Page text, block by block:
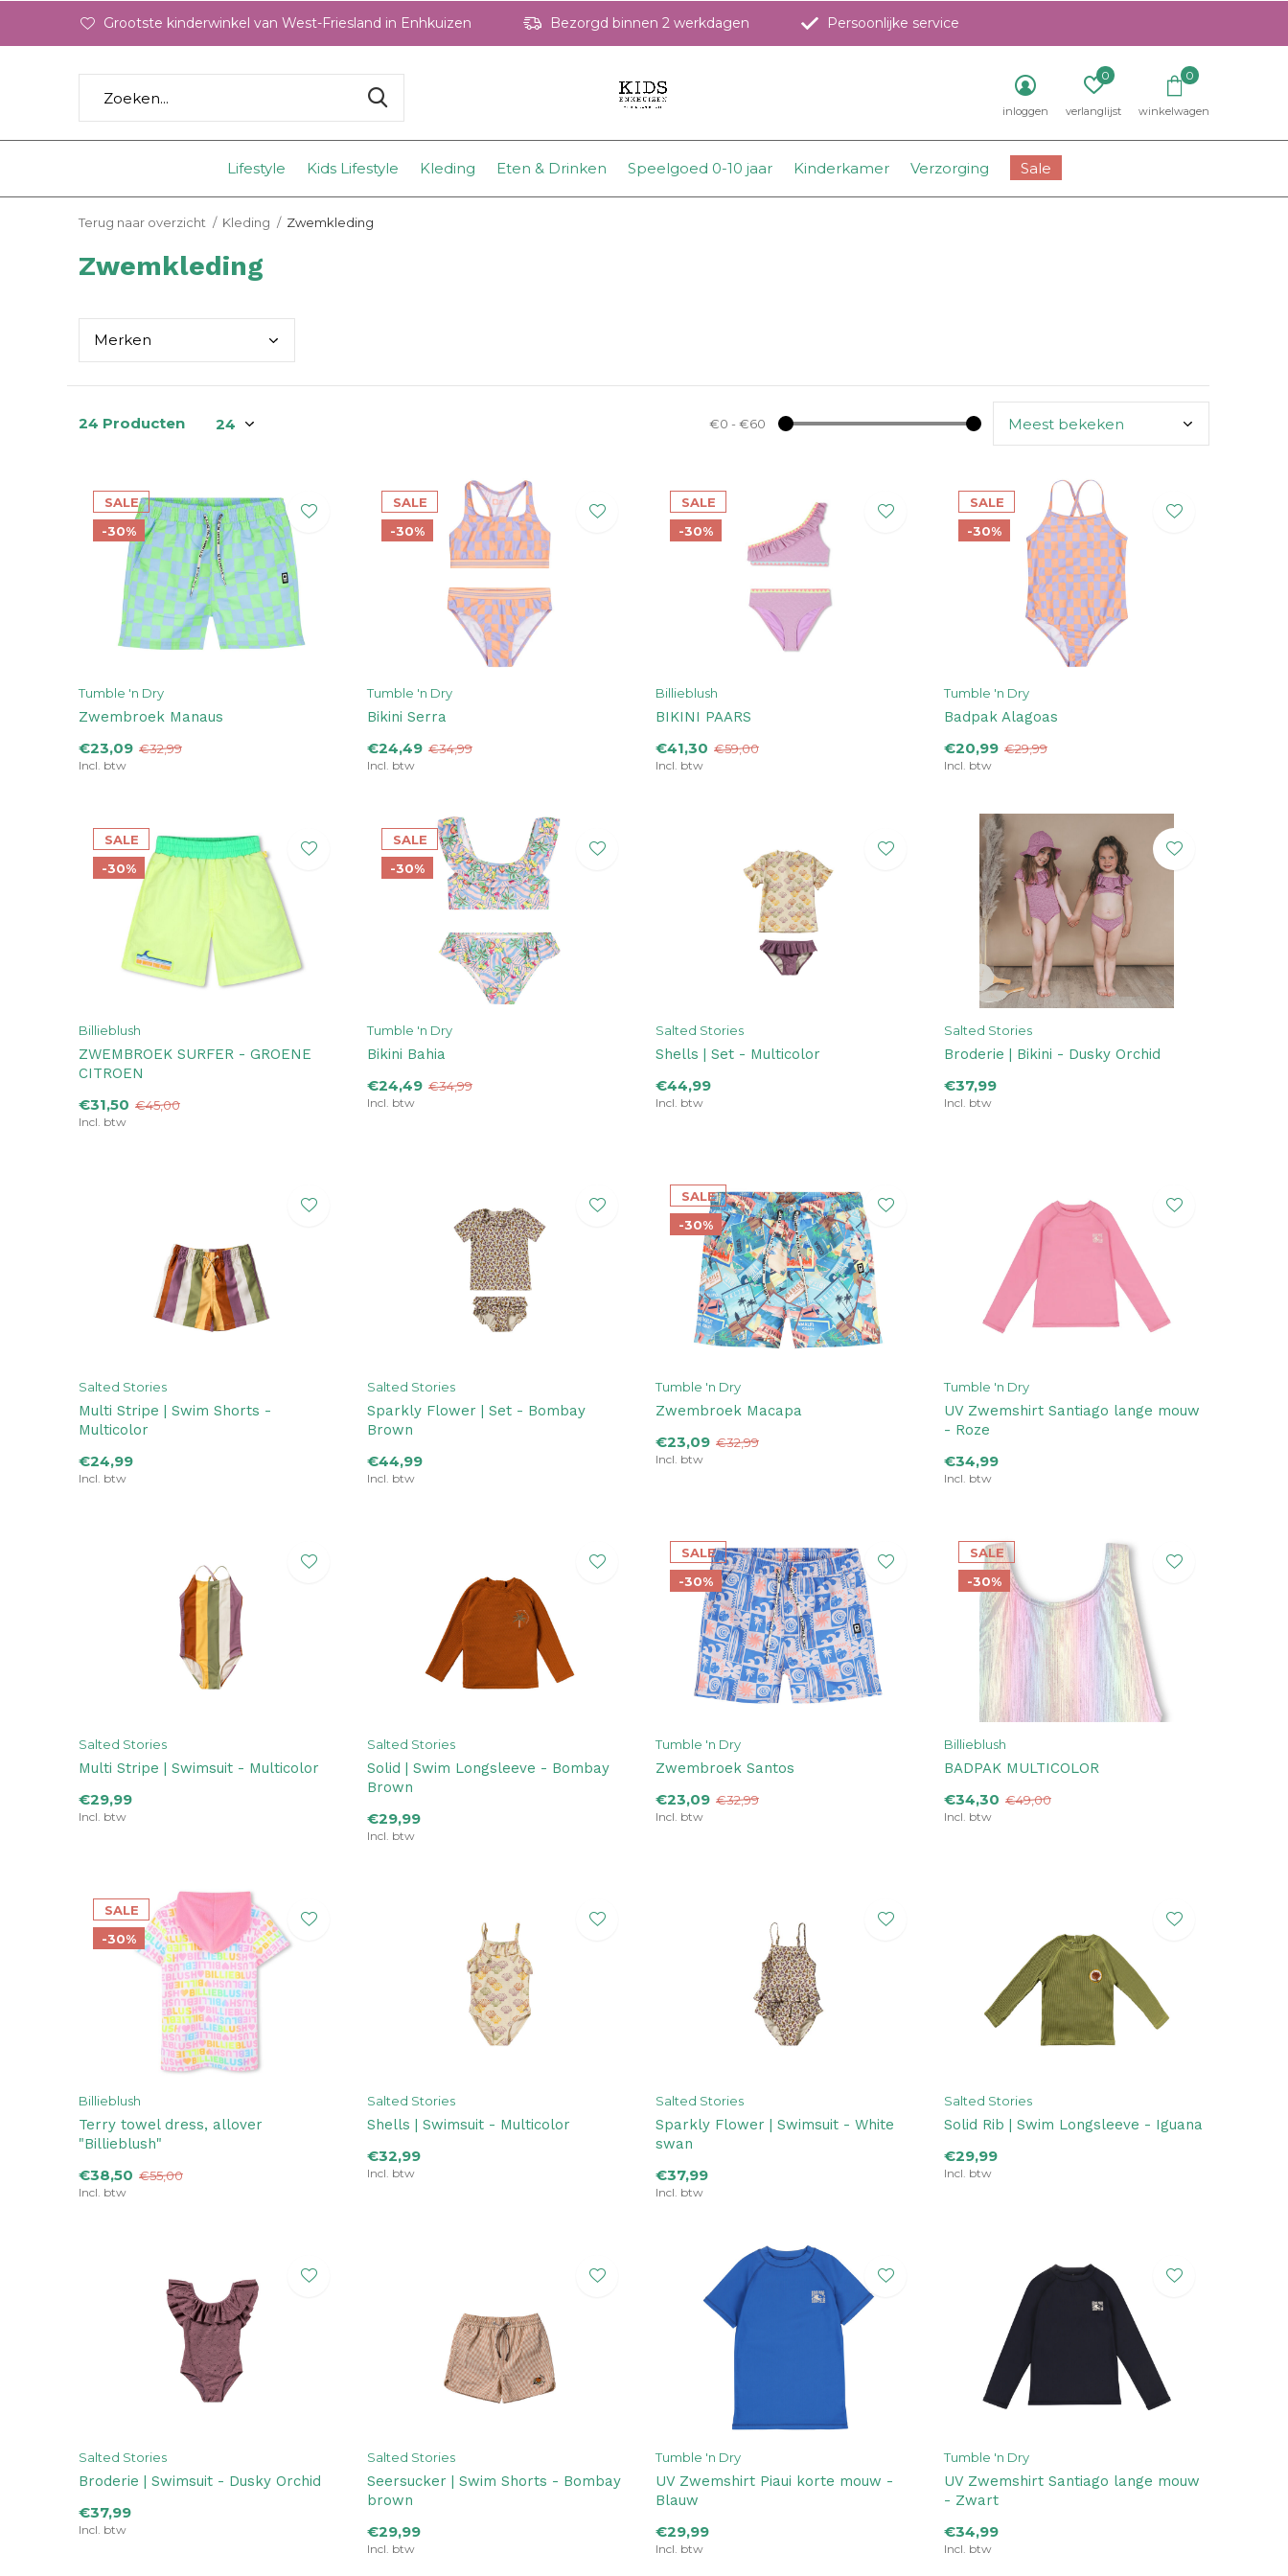
Lifestyle Kids Lifestyle Kleding Eten & Drinken Speelgoed 0-10 jaar Kinderkamer Verzorging Sale
inloggen verlanglijst
0
winkelwagen
0
Grootste kinderwinkel van West-Friesland in Enhkuizen Bezorgd binnen 2 werkdagen Persoonlijke service
Terug naar overzicht Kleding Zwemkleding
Zwemkleding
Merken
24 Producten €0 - €60
SALE
-30%
Tumble 'n Dry
Zwembroek Manaus
€23,09 €32,99
Incl. btw
SALE
-30%
Tumble 'n Dry
Bikini Serra
€24,49 €34,99
Incl. btw
SALE
-30%
Billieblush
BIKINI PAARS
€41,30 €59,00
Incl. btw
SALE
-30%
Tumble 'n Dry
Badpak Alagoas
€20,99 €29,99
Incl. btw
SALE
-30%
Billieblush
ZWEMBROEK SURFER - GROENE
CITROEN
€31,50 €45,00
Incl. btw
SALE
-30%
Tumble 'n Dry
Bikini Bahia
€24,49 €34,99
Incl. btw
Salted Stories
Shells | Set - Multicolor
€44,99
Incl. btw
Salted Stories
Broderie | Bikini - Dusky Orchid
€37,99
Incl. btw
Salted Stories
Multi Stripe | Swim Shorts -
Multicolor
€24,99
Incl. btw
Salted Stories
Sparkly Flower | Set - Bombay
Brown
€44,99
Incl. btw
SALE
-30%
Tumble 'n Dry
Zwembroek Macapa
€23,09 €32,99
Incl. btw
Tumble 'n Dry
UV Zwemshirt Santiago lange mouw
- Roze
€34,99
Incl. btw
Salted Stories
Multi Stripe | Swimsuit - Multicolor
€29,99
Incl. btw
Salted Stories
Solid | Swim Longsleeve - Bombay
Brown
€29,99
Incl. btw
SALE
-30%
Tumble 'n Dry
Zwembroek Santos
€23,09 €32,99
Incl. btw
SALE
-30%
Billieblush
BADPAK MULTICOLOR
€34,30 €49,00
Incl. btw
SALE
-30%
Billieblush
Terry towel dress, allover
"Billieblush"
€38,50 €55,00
Incl. btw
Salted Stories
Shells | Swimsuit - Multicolor
€32,99
Incl. btw
Salted Stories
Sparkly Flower | Swimsuit - White
swan
€37,99
Incl. btw
Salted Stories
Solid Rib | Swim Longsleeve - Iguana
€29,99
Incl. btw
Salted Stories
Broderie | Swimsuit - Dusky Orchid
€37,99
Incl. btw
Salted Stories
Seersucker | Swim Shorts - Bombay
brown
€29,99
Incl. btw
Tumble 'n Dry
UV Zwemshirt Piaui korte mouw -
Blauw
€29,99
Incl. btw
Tumble 'n Dry
UV Zwemshirt Santiago lange mouw
- Zwart
€34,99
Incl. btw